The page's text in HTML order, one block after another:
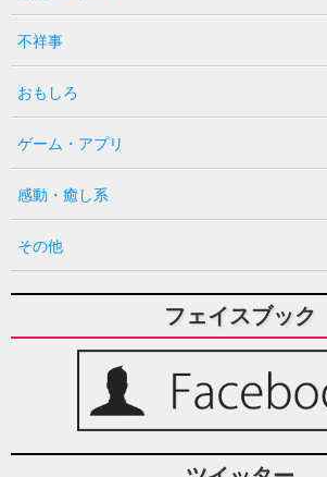
不祥事
おもしろ
ゲーム・アプリ
感動・癒し系
その他
フェイスブック